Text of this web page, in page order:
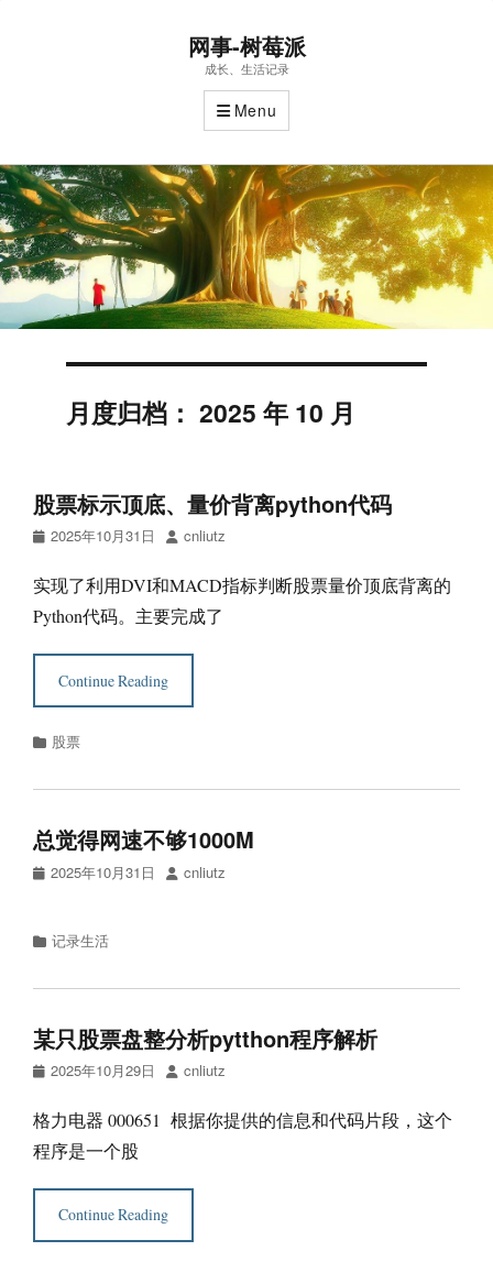
网事-树莓派
成长、生活记录
Menu
月度归档： 2025 年 10 月
股票标示顶底、量价背离python代码
Posted
2025年10月31日 Authorcnliutz
实现了利用DVI和MACD指标判断股票量价顶底背离的
Python代码。主要完成了
Continue Reading
Categories
股票
总觉得网速不够1000M
Posted
2025年10月31日 Author
cnliutz
Categories
记录生活
某只股票盘整分析pytthon程序解析
Posted
2025年10月29日 Authorcnliutz
格力电器 000651 根据你提供的信息和代码片段，这个
程序是一个股
Continue Reading